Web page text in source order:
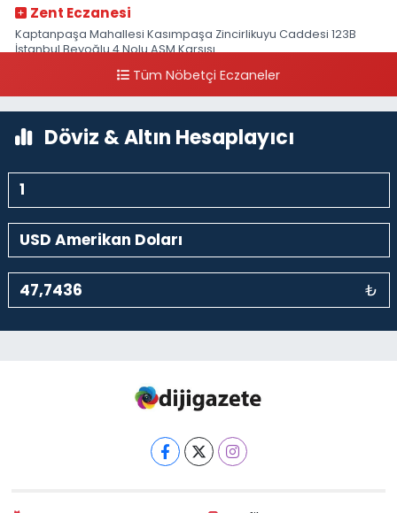
Zent Eczanesi
Kaptanpaşa Mahallesi Kasımpaşa Zincirlikuyu Caddesi 123B
İstanbul Beyoğlu 4 Nolu ASM Karşısı
0 (212) 297 96 92 Yol Tarifi Al
Tüm Nöbetçi Eczaneler
Döviz & Altın Hesaplayıcı
₺